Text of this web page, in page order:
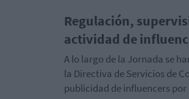
Regulación,
actividad de
A lo largo de la Jornada se
la Directiva de Servicios de
publicidad de influencers